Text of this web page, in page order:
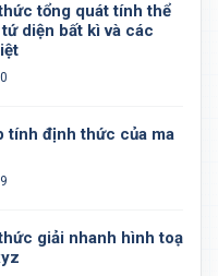
tổng quát tính thể
diện bất kì và các
tính định thức của ma
giải nhanh hình toạ